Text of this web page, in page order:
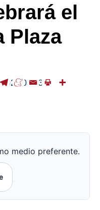
el
Plaza
2026-03-03
medio preferente.